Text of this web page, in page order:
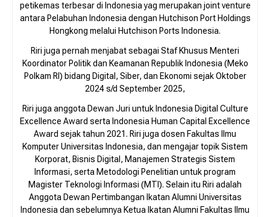
petikemas terbesar di Indonesia yag merupakan joint venture
antara Pelabuhan Indonesia dengan Hutchison Port Holdings
Hongkong melalui Hutchison Ports Indonesia.
Riri juga pernah menjabat sebagai Staf Khusus Menteri
Koordinator Politik dan Keamanan Republik Indonesia (Meko
Polkam RI) bidang Digital, Siber, dan Ekonomi sejak Oktober
2024 s/d September 2025,
Riri juga anggota Dewan Juri untuk Indonesia Digital Culture
Excellence Award serta Indonesia Human Capital Excellence
Award sejak tahun 2021. Riri juga dosen Fakultas Ilmu
Komputer Universitas Indonesia, dan mengajar topik Sistem
Korporat, Bisnis Digital, Manajemen Strategis Sistem
Informasi, serta Metodologi Penelitian untuk program
Magister Teknologi Informasi (MTI). Selain itu Riri adalah
Anggota Dewan Pertimbangan Ikatan Alumni Universitas
Indonesia dan sebelumnya Ketua Ikatan Alumni Fakultas Ilmu